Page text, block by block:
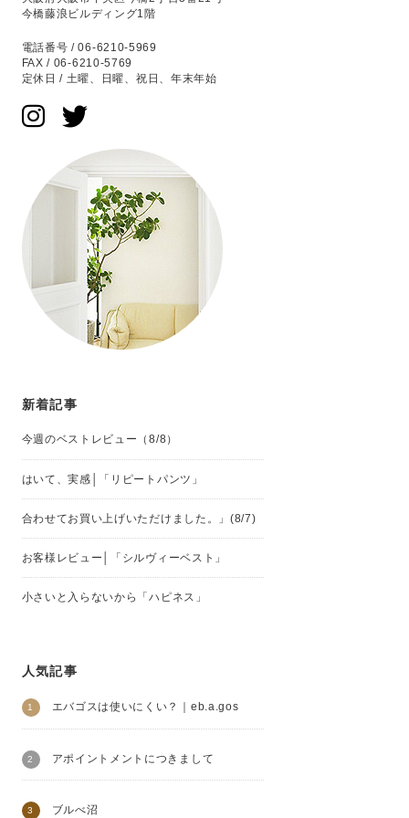
今橋藤浪ビルディング1階
電話番号 / 06-6210-5969
FAX / 06-6210-5769
定休日 / 土曜、日曜、祝日、年末年始
新着記事
今週のベストレビュー（8/8）
はいて、実感│「リピートパンツ」
合わせてお買い上げいただけました。」(8/7)
お客様レビュー│「シルヴィーベスト」
小さいと入らないから「ハピネス」
人気記事
エバゴスは使いにくい？｜eb.a.gos
アポイントメントにつきまして
ブルべ沼